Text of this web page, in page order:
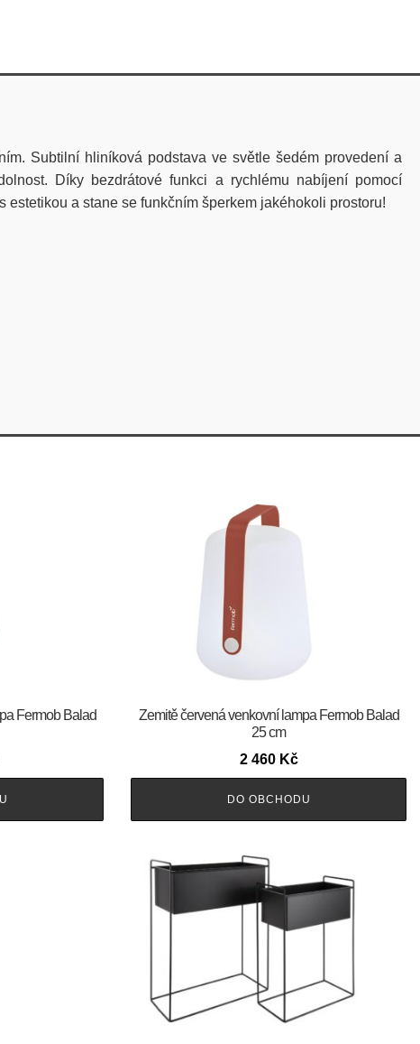
Subtilní hliníková podstava ve světle šedém provedení a
Díky bezdrátové funkci a rychlému nabíjení pomocí
a stane se funkčním šperkem jakéhokoli prostoru!
Fermob Balad
Zemitě červená venkovní lampa Fermob Balad
25 cm
2 460 Kč
DO OBCHODU